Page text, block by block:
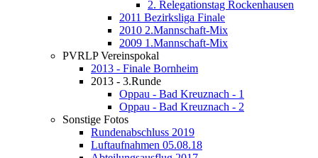
2. Relegationstag Rockenhausen
2011 Bezirksliga Finale
2010 2.Mannschaft-Mix
2009 1.Mannschaft-Mix
PVRLP Vereinspokal
2013 - Finale Bornheim
2013 - 3.Runde
Oppau - Bad Kreuznach - 1
Oppau - Bad Kreuznach - 2
Sonstige Fotos
Rundenabschluss 2019
Luftaufnahmen 05.08.18